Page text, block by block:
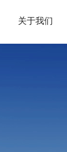
关于我们